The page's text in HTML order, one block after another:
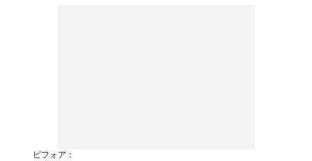
ビフォア：